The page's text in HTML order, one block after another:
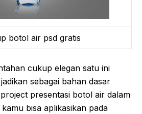
botol air psd gratis
cukup elegan satu ini
sebagai bahan dasar
presentasi botol air dalam
bisa aplikasikan pada